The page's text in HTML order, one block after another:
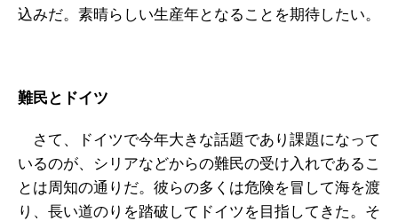
込みだ。素晴らしい生産年となることを期待したい。
難民とドイツ
さて、ドイツで今年大きな話題であり課題になって
いるのが、シリアなどからの難民の受け入れであるこ
とは周知の通りだ。彼らの多くは危険を冒して海を渡
り、長い道のりを踏破してドイツを目指してきた。そ